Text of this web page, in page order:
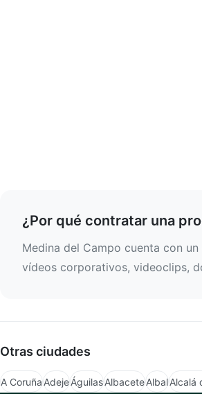
¿Por qué contratar una
Medina del Campo cuenta con
vídeos corporativos, videoclips,
Otras ciudades
A CoruñaAdejeÁguilasAlbaceteAlbalAlcalá